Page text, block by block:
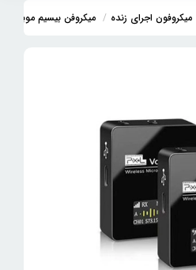
میکروفون اجرای زنده میکروفن بیسیم موبایل